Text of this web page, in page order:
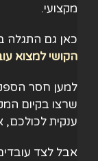
מקצועי.
כאן גם התגלה
הקושי למצוא
למען חסר
שרצו בקיום
ענקית
אבל לצד